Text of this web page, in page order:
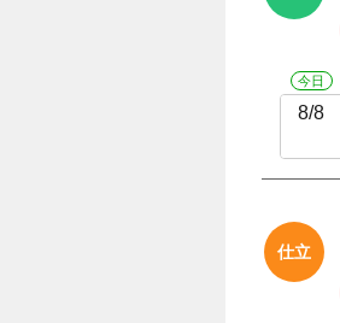
今日
8/8
仕立